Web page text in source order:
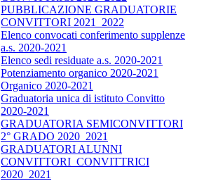
PUBBLICAZIONE GRADUATORIE
CONVITTORI 2021_2022
Elenco convocati conferimento supplenze
a.s. 2020-2021
Elenco sedi residuate a.s. 2020-2021
Potenziamento organico 2020-2021
Organico 2020-2021
Graduatoria unica di istituto Convitto
2020-2021
GRADUATORIA SEMICONVITTORI
2° GRADO 2020_2021
GRADUATORI ALUNNI
CONVITTORI_CONVITTRICI
2020_2021